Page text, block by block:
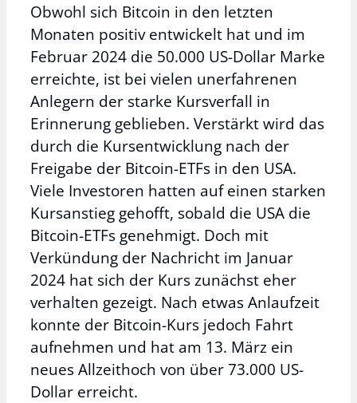
Obwohl sich Bitcoin in den letzten
Monaten positiv entwickelt hat und im
Februar 2024 die 50.000 US-Dollar Marke
erreichte, ist bei vielen unerfahrenen
Anlegern der starke Kursverfall in
Erinnerung geblieben. Verstärkt wird das
durch die Kursentwicklung nach der
Freigabe der Bitcoin-ETFs in den USA.
Viele Investoren hatten auf einen starken
Kursanstieg gehofft, sobald die USA die
Bitcoin-ETFs genehmigt. Doch mit
Verkündung der Nachricht im Januar
2024 hat sich der Kurs zunächst eher
verhalten gezeigt. Nach etwas Anlaufzeit
konnte der Bitcoin-Kurs jedoch Fahrt
aufnehmen und hat am 13. März ein
neues Allzeithoch von über 73.000 US-
Dollar erreicht.